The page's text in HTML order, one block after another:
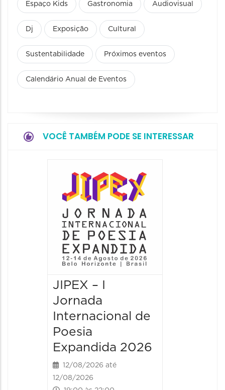
Espaço Kids Gastronomia Audiovisual
Dj Exposição Cultural
Sustentabilidade Próximos eventos
Calendário Anual de Eventos
VOCÊ TAMBÉM PODE SE INTERESSAR
JIPEX – I
Jornada
Internacional de
Poesia
Expandida 2026
12/08/2026 até
12/08/2026